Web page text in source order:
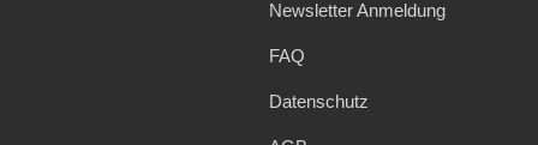
Newsletter Anmeldung
FAQ
Datenschutz